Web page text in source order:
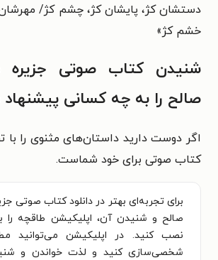
دستشان کژ، پایشان کژ، چشم کژ/
خشم کژ»
شنیدن کتاب صوتی جزیره
صالح را به چه کسانی
اگر دوست دارید داستان‌های مثنوی را با
کتاب صوتی برای خود شماست.
برای تجربه‌ای بهتر در دانلود کتاب صوتی
صالح و شنیدن آن، اپلیکیشن طاقچه را
نصب کنید. در اپلیکیشن می‌توانید
شخصی‌سازی کنید و لذت خواندن و